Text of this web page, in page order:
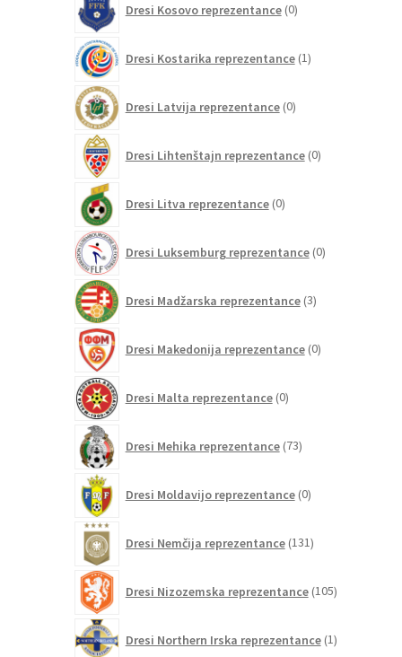
Dresi Kosovo reprezentance 0izdelkov
Dresi Kostarika reprezentance 1izdelek
Dresi Latvija reprezentance 0izdelkov
Dresi Lihtenštajn reprezentance 0izdelkov
Dresi Litva reprezentance 0izdelkov
Dresi Luksemburg reprezentance 0izdelkov
Dresi Madžarska reprezentance 3izdelki
Dresi Makedonija reprezentance 0izdelkov
Dresi Malta reprezentance 0izdelkov
Dresi Mehika reprezentance 73izdelkov
Dresi Moldavijo reprezentance 0izdelkov
Dresi Nemčija reprezentance 131izdelkov
Dresi Nizozemska reprezentance 105izdelkov
Dresi Northern Irska reprezentance 1izdelek